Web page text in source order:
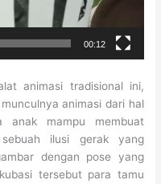
00:12
animasi tradisional ini,
animasi dari hal
anak mampu membuat
ilusi gerak yang
dengan pose yang
tersebut para tamu